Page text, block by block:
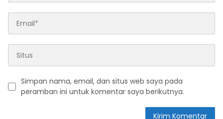
Simpan nama, email, dan situs web saya pada
peramban ini untuk komentar saya berikutnya.